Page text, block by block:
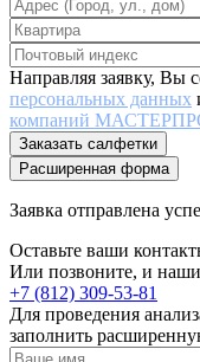
Направляя заявку, Вы
персональных данных
компаний
Заказать салфетки
Расширенная форма
Заявка отправлена
Оставьте ваши
Или позвоните, и
+7 (812) 309-53-81
Для проведения
заполнить